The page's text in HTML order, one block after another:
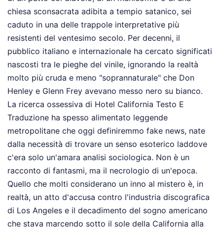
chiesa sconsacrata adibita a tempio satanico, sei
caduto in una delle trappole interpretative più
resistenti del ventesimo secolo. Per decenni, il
pubblico italiano e internazionale ha cercato significati
nascosti tra le pieghe del vinile, ignorando la realtà
molto più cruda e meno "soprannaturale" che Don
Henley e Glenn Frey avevano messo nero su bianco.
La ricerca ossessiva di Hotel California Testo E
Traduzione ha spesso alimentato leggende
metropolitane che oggi definiremmo fake news, nate
dalla necessità di trovare un senso esoterico laddove
c'era solo un'amara analisi sociologica. Non è un
racconto di fantasmi, ma il necrologio di un'epoca.
Quello che molti considerano un inno al mistero è, in
realtà, un atto d'accusa contro l'industria discografica
di Los Angeles e il decadimento del sogno americano
che stava marcendo sotto il sole della California alla